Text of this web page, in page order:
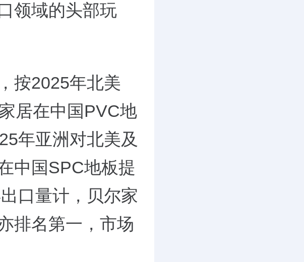
领域的头部玩
按2025年北美
居在中国PVC地
年亚洲对北美及
中国SPC地板提
口量计，贝尔家
排名第一，市场